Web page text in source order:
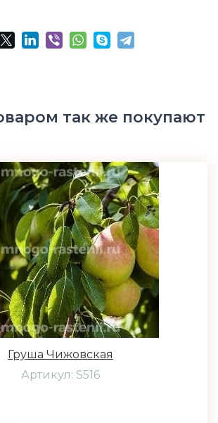
так же покупают
Груша Чижовская
Артикул: S516